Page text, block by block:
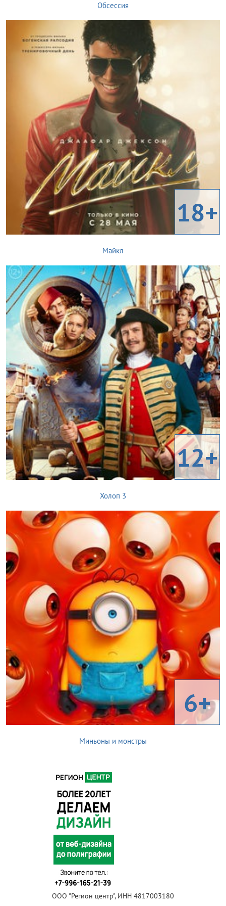
Обсессия
18+
Майкл
12+
Холоп 3
6+
Миньоны и монстры
ООО "Регион центр", ИНН 4817003180